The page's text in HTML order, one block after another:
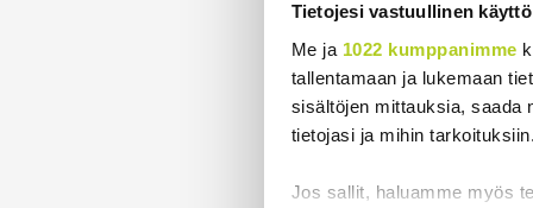
Tietojesi vastuullinen käyttö
Me ja 1022 kumppanimme
tallentamaan ja lukemaan
sisältöjen mittauksia, saada
tietojasi ja mihin
Jos sallit, haluamme myös